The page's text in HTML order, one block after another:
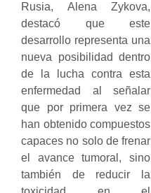
Rusia, Alena Zykova,
destacó que este
desarrollo representa una
nueva posibilidad dentro
de la lucha contra esta
enfermedad al señalar
que por primera vez se
han obtenido compuestos
capaces no solo de frenar
el avance tumoral, sino
también de reducir la